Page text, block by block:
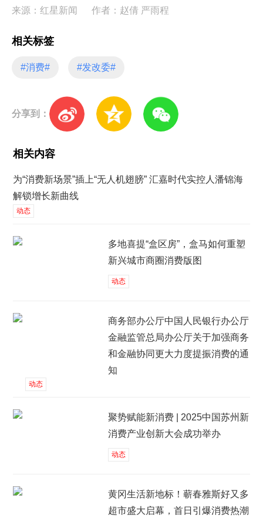
来源：红星新闻 作者：赵倩 严雨程
相关标签
#消费# #发改委#
分享到：
相关内容
为“消费新场景”插上“无人机翅膀” 汇嘉时代实控人潘锦海
解锁增长新曲线
动态
多地喜提“盒区房”，盒马如何重塑
新兴城市商圈消费版图
动态
商务部办公厅中国人民银行办公厅
金融监管总局办公厅关于加强商务
和金融协同更大力度提振消费的通
知
动态
聚势赋能新消费 | 2025中国苏州新
消费产业创新大会成功举办
动态
黄冈生活新地标！蕲春雅斯好又多
超市盛大启幕，首日引爆消费热潮